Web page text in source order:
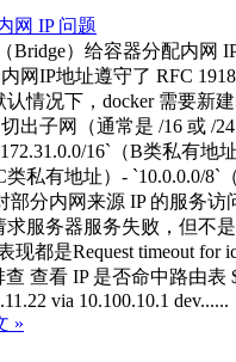
Bridge）给容器分配内网
网IP地址遵守了 RFC
认情况下，docker 需要新
出子网（通常是 /16 或 /
16`（B类私有地
类私有地址）- `10.0.0.0/8`
部分内网来源 IP 的服务访
求服务器服务失败，但不
现都是Request timeout for
查看 IP 是否命中路由表
via 10.100.10.1 dev......
»